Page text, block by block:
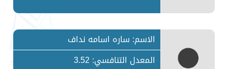
الاسم: ساره اسامه نداف
المعدل التنافسي: 3.52